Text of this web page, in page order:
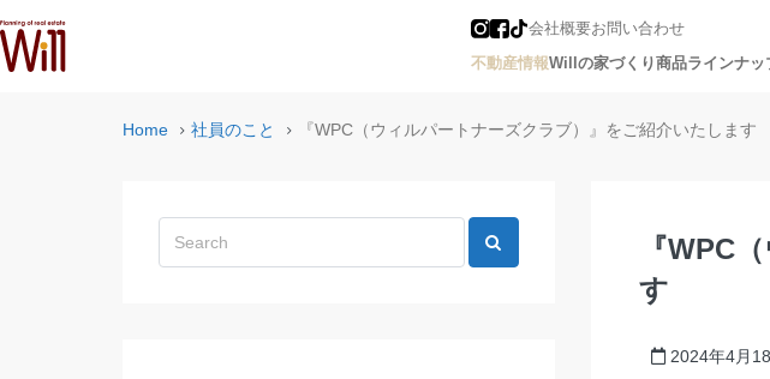
会社概要お問い合わせ
不動産情報Willの家づくり商品ラインナッ
Home 社員のこと 『WPC（ウィルパートナーズクラブ）』をご紹介いたします
『WPC
す
2024年4月